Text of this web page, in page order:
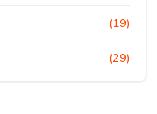
(19)
(29)